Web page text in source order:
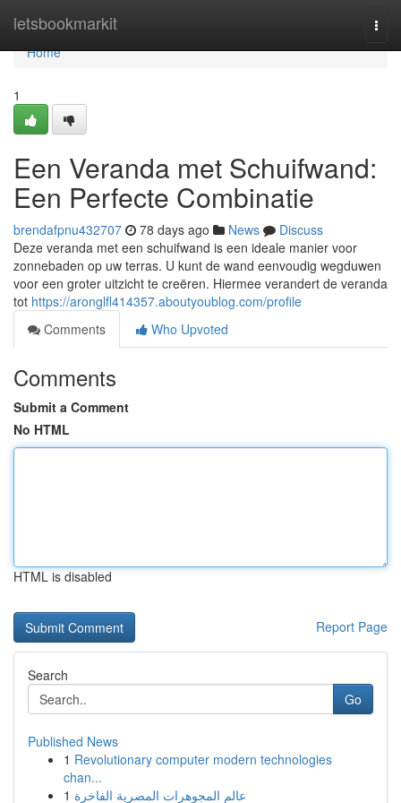
letsbookmarkit
Home
Home
1
Een Veranda met Schuifwand:
Een Perfecte Combinatie
brendafpnu432707 78 days ago News
Discuss
Deze veranda met een schuifwand is een ideale manier voor
zonnebaden op uw terras. U kunt de wand eenvoudig wegduwen
voor een groter uitzicht te creëren. Hiermee verandert de veranda
tot https://aronglfl414357.aboutyoublog.com/profile
Comments
Who Upvoted
Comments
Submit a Comment
No HTML
HTML is disabled
Report Page
Search
Go
Published News
1 Revolutionary computer modern technologies
chan...
1 عالم المجوهرات المصرية الفاخرة